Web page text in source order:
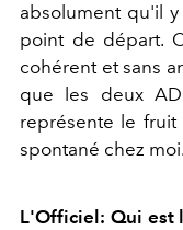
absolument qu'il
point de départ.
cohérent et sans
que les deux
représente le
spontané chez moi.
L'Officiel: Qui est